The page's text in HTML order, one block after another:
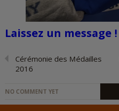
Laissez un message !
Cérémonie des Médailles
2016
NO COMMENT YET